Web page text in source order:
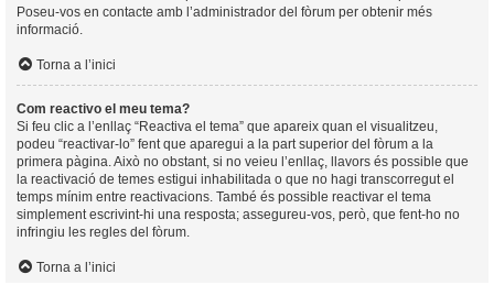
Poseu-vos en contacte amb l’administrador del fòrum per obtenir més
informació.
Torna a l’inici
Com reactivo el meu tema?
Si feu clic a l’enllaç “Reactiva el tema” que apareix quan el visualitzeu,
podeu “reactivar-lo” fent que aparegui a la part superior del fòrum a la
primera pàgina. Això no obstant, si no veieu l’enllaç, llavors és possible que
la reactivació de temes estigui inhabilitada o que no hagi transcorregut el
temps mínim entre reactivacions. També és possible reactivar el tema
simplement escrivint-hi una resposta; assegureu-vos, però, que fent-ho no
infringiu les regles del fòrum.
Torna a l’inici